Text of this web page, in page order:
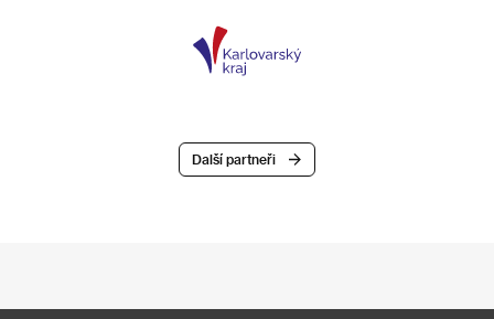
Další partneři